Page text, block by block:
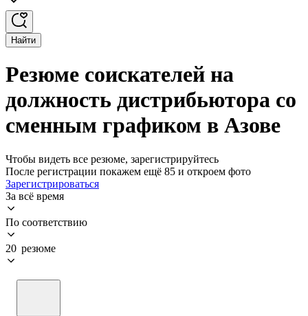
Найти
Резюме соискателей на
должность дистрибьютора со
сменным графиком в Азове
Чтобы видеть все резюме, зарегистрируйтесь
После регистрации покажем ещё 85 и откроем фото
Зарегистрироваться
За всё время
По соответствию
20 резюме